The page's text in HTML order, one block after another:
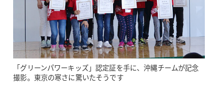
「グリーンパワーキッズ」認定証を手に、沖縄チームが記念
撮影。東京の寒さに驚いたそうです